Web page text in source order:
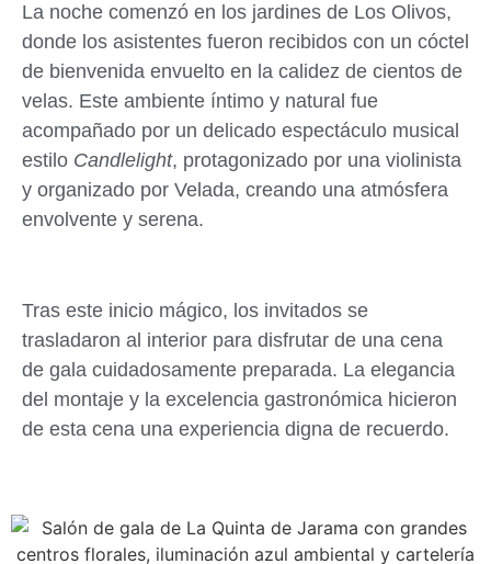
La noche comenzó en los jardines de Los Olivos,
donde los asistentes fueron recibidos con un cóctel
de bienvenida envuelto en la calidez de cientos de
velas. Este ambiente íntimo y natural fue
acompañado por un delicado espectáculo musical
estilo Candlelight, protagonizado por una violinista
y organizado por Velada, creando una atmósfera
envolvente y serena.
Tras este inicio mágico, los invitados se
trasladaron al interior para disfrutar de una cena
de gala cuidadosamente preparada. La elegancia
del montaje y la excelencia gastronómica hicieron
de esta cena una experiencia digna de recuerdo.